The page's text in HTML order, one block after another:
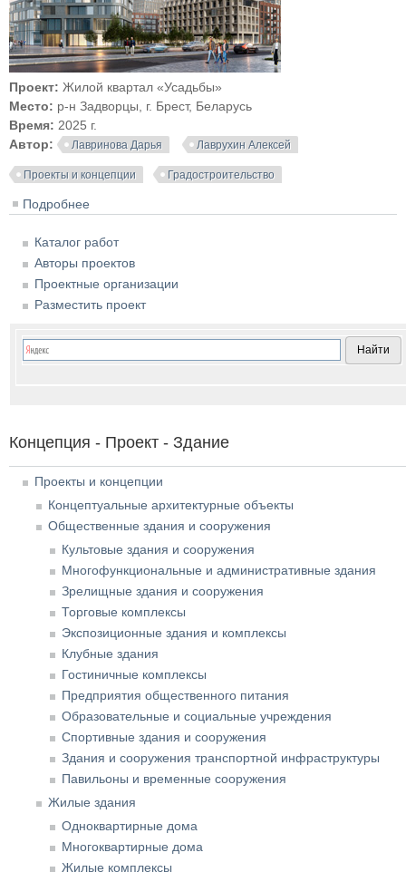
Проект: Жилой квартал «Усадьбы»
Место: р-н Задворцы, г. Брест, Беларусь
Время: 2025 г.
Автор:
Лавринова Дарья Лаврухин Алексей
Проекты и концепции Градостроительство
Подробнее
Каталог работ
Авторы проектов
Проектные организации
Разместить проект
Концепция - Проект - Здание
Проекты и концепции
Концептуальные архитектурные объекты
Общественные здания и сооружения
Культовые здания и сооружения
Многофункциональные и административные здания
Зрелищные здания и сооружения
Торговые комплексы
Экспозиционные здания и комплексы
Клубные здания
Гостиничные комплексы
Предприятия общественного питания
Образовательные и социальные учреждения
Спортивные здания и сооружения
Здания и сооружения транспортной инфраструктуры
Павильоны и временные сооружения
Жилые здания
Одноквартирные дома
Многоквартирные дома
Жилые комплексы